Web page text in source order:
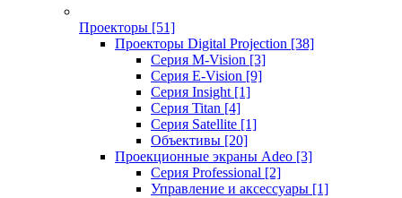
Проекторы [51]
Проекторы Digital Projection [38]
Серия M-Vision [3]
Серия E-Vision [9]
Серия Insight [1]
Серия Titan [4]
Серия Satellite [1]
Объективы [20]
Проекционные экраны Adeo [3]
Серия Professional [2]
Управление и аксессуары [1]